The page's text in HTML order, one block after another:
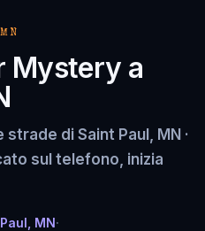
Mystery a
di Saint Paul, MN ·
sul telefono, inizia
MN·